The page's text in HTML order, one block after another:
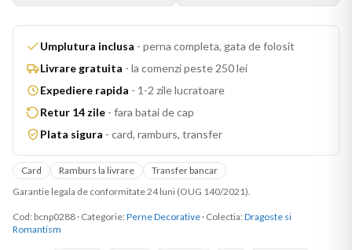
Umplutura inclusa - perna completa, gata de folosit
Livrare gratuita - la comenzi peste 250 lei
Expediere rapida - 1-2 zile lucratoare
Retur 14 zile - fara batai de cap
Plata sigura - card, ramburs, transfer
Card Ramburs la livrare
Transfer bancar
Garantie legala de conformitate 24 luni (OUG 140/2021).
Cod: bcnp0288 · Categorie: Perne Decorative · Colectia: Dragoste si
Romantism